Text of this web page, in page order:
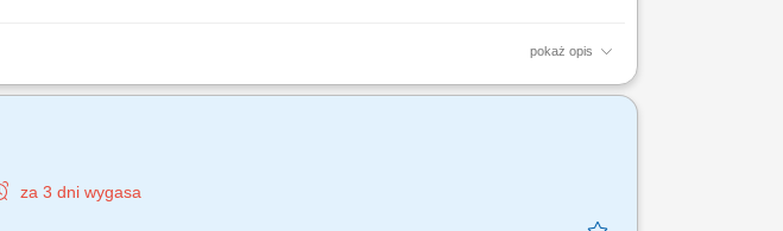
pokaż opis
w Polsce jak i za granicą, w tym: aktywna sprzedaż oprogramowania i usług
za 3 dni wygasa